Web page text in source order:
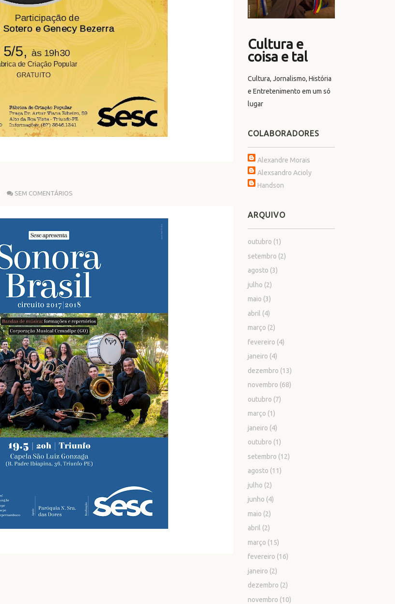
SEM COMENTÁRIOS
Cultura e
coisa e tal
Cultura, Jornalismo, História
e Entretenimento em um só
lugar
COLABORADORES
Alexandre Morais
Alexsandro Acioly
Handson
ARQUIVO
outubro (1)
setembro (2)
agosto (3)
julho (2)
maio (3)
abril (4)
março (2)
fevereiro (4)
janeiro (4)
dezembro (13)
novembro (68)
outubro (7)
março (1)
janeiro (4)
outubro (1)
setembro (12)
agosto (11)
julho (2)
junho (4)
maio (2)
abril (2)
março (15)
fevereiro (16)
janeiro (2)
dezembro (2)
novembro (10)